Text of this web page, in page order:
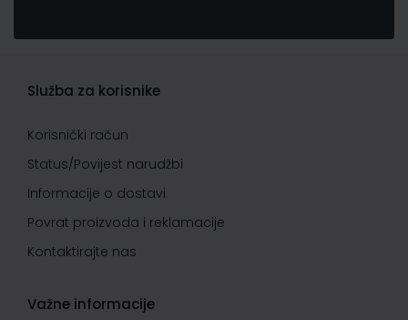
Služba za korisnike
Korisnički račun
Status/Povijest narudžbi
Informacije o dostavi
Povrat proizvoda i reklamacije
Kontaktirajte nas
Važne informacije